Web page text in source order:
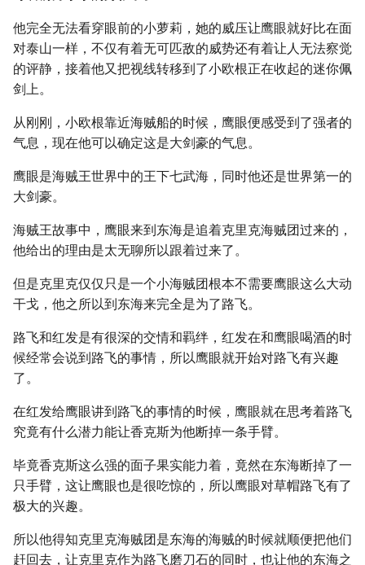
他完全无法看穿眼前的小萝莉，她的威压让鹰眼就好比在面
对泰山一样，不仅有着无可匹敌的威势还有着让人无法察觉
的评静，接着他又把视线转移到了小欧根正在收起的迷你佩
剑上。
从刚刚，小欧根靠近海贼船的时候，鹰眼便感受到了强者的
气息，现在他可以确定这是大剑豪的气息。
鹰眼是海贼王世界中的王下七武海，同时他还是世界第一的
大剑豪。
海贼王故事中，鹰眼来到东海是追着克里克海贼团过来的，
他给出的理由是太无聊所以跟着过来了。
但是克里克仅仅只是一个小海贼团根本不需要鹰眼这么大动
干戈，他之所以到东海来完全是为了路飞。
路飞和红发是有很深的交情和羁绊，红发在和鹰眼喝酒的时
候经常会说到路飞的事情，所以鹰眼就开始对路飞有兴趣
了。
在红发给鹰眼讲到路飞的事情的时候，鹰眼就在思考着路飞
究竟有什么潜力能让香克斯为他断掉一条手臂。
毕竟香克斯这么强的面子果实能力着，竟然在东海断掉了一
只手臂，这让鹰眼也是很吃惊的，所以鹰眼对草帽路飞有了
极大的兴趣。
所以他得知克里克海贼团是东海的海贼的时候就顺便把他们
赶回去，让克里克作为路飞磨刀石的同时，也让他的东海之